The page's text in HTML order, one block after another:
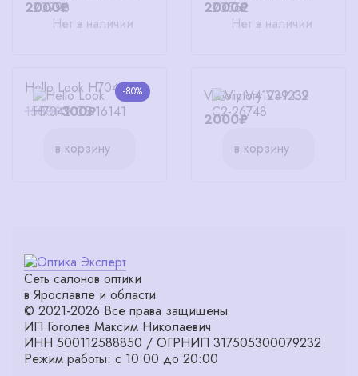
2000₽
Нет в наличии
2000₽
Нет в наличии
-80%
Hello Look H7042 C5
1500₽300₽
в корзину
Victory V41239 C2
2000₽
в корзину
Сеть салонов оптики
в Ярославле и области
© 2021-2026 Все права защищены
ИП Гоголев Максим Николаевич
ИНН 500112588850 / ОГРНИП 317505300079232
Режим работы: с 10:00 до 20:00